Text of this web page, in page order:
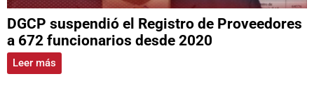
DGCP suspendió el Registro de Proveedores
a 672 funcionarios desde 2020
Leer más